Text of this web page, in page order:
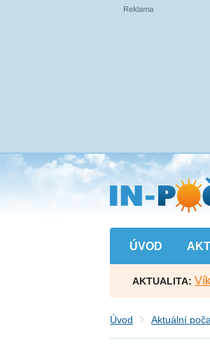
Přejít
na
hlavní
obsah
ÚVOD
AKTUALITA:
Úvod Aktuální